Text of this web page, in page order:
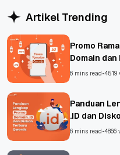
Artikel Trending
Promo
Domain
6 mins read•4519
Panduan
.ID dan
6 mins read•4866